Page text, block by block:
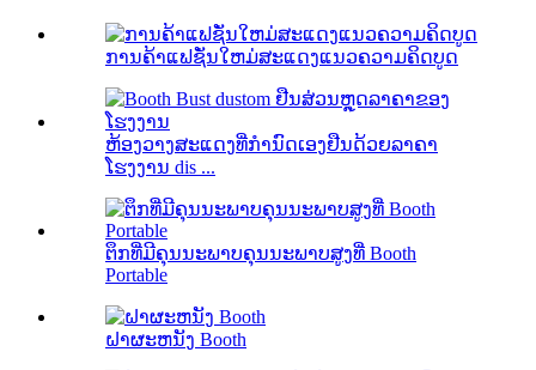
ການຄ້າແຟຊັ່ນໃຫມ່ສະແດງແນວຄວາມຄິດບູດ
ຫ້ອງວາງສະແດງທີ່ກໍານົດເອງຢືນດ້ວຍລາຄາ
ໂຮງງານ dis ...
ຕຶກທີ່ມີຄຸນນະພາບຄຸນນະພາບສູງທີ່ Booth
Portable
ຝາຜະຫນັງ Booth